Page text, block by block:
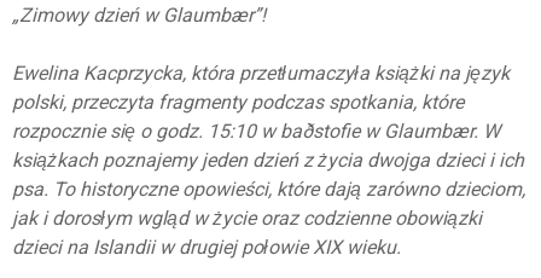
„Zimowy dzień w Glaumbær”!
Ewelina Kacprzycka, która przetłumaczyła książki na język
polski, przeczyta fragmenty podczas spotkania, które
rozpocznie się o godz. 15:10 w baðstofie w Glaumbær. W
książkach poznajemy jeden dzień z życia dwojga dzieci i ich
psa. To historyczne opowieści, które dają zarówno dzieciom,
jak i dorosłym wgląd w życie oraz codzienne obowiązki
dzieci na Islandii w drugiej połowie XIX wieku.